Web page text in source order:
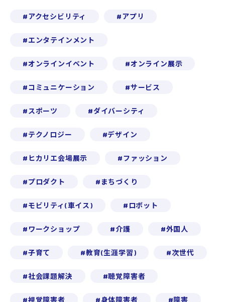
アクセシビリティ アプリ
エンタテインメント
オンラインイベント オンライン展示
コミュニケーション サービス
スポーツ ダイバーシティ
テクノロジー デザイン
ヒカリエ会場展示 ファッション
プロダクト まちづくり
モビリティ(車イス) ロボット
ワークショップ 介護 外国人
子育て 教育(生涯学習) 次世代
社会課題解決 聴覚障害者
視覚障害者 身体障害者 障害